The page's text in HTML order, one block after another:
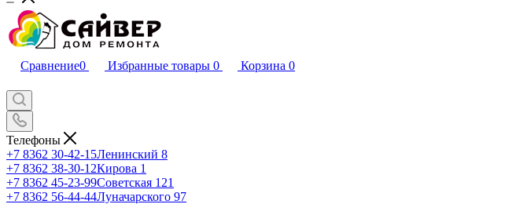
Сравнение0 Избранные товары 0 Корзина 0
Телефоны
+7 8362 30-42-15Ленинский 8
+7 8362 38-30-12Кирова 1
+7 8362 45-23-99Советская 121
+7 8362 56-44-44Луначарского 97